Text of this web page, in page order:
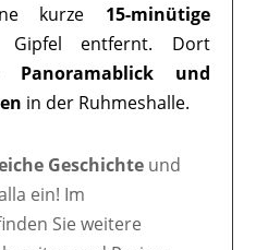
kurze 15-minütige
entfernt. Dort
Panoramablick und
in der Ruhmeshalle.
Geschichte und
ein! Im
Sie weitere